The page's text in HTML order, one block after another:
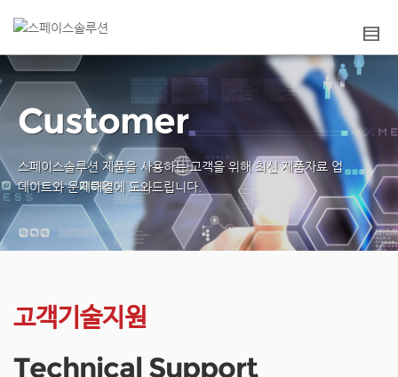
스페이스솔루션 제품을 사용하는 고객을 위해최신 제품자료 업
데이트와 문제해결에 도와드립니다.
Customer
고객기술지원
Technical Support